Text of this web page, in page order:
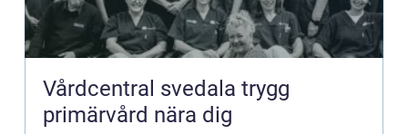
Vårdcentral svedala trygg
primärvård nära dig